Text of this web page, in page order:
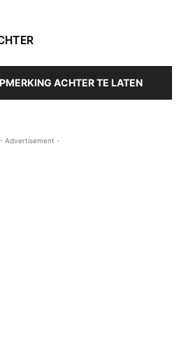
ACHTER TE LATEN
- Advertisement -